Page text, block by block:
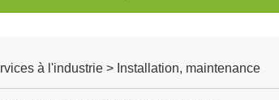
à l'industrie > Installation, maintenance